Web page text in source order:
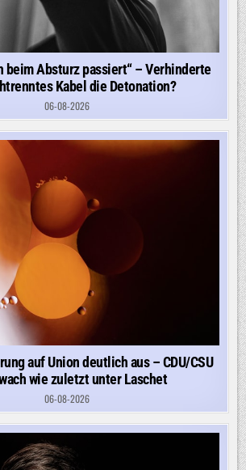
beim Absturz passiert“ – Verhinderte
Kabel die Detonation?
06-08-2026
auf Union deutlich aus – CDU/CSU
wie zuletzt unter Laschet
06-08-2026